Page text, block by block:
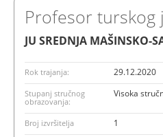
Profesor turskog
JU SREDNJA
Rok trajanja: 29.12.2020
Stupanj stručnog
obrazovanja:
Visoka
Broj izvršitelja 1